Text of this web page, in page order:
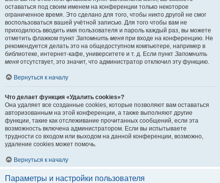
оставаться под своим именем на конференции только некоторое
ограниченное время. Это сделано для того, чтобы никто другой не смог
воспользоваться вашей учётной записью. Для того чтобы вам не
приходилось вводить имя пользователя и пароль каждый раз, вы можете
отметить флажком пункт Запомнить меня при входе на конференцию. Не
рекомендуется делать это на общедоступном компьютере, например в
библиотеке, интернет-кафе, университете и т. д. Если пункт Запомнить
меня отсутствует, это значит, что администратор отключил эту функцию.
Вернуться к началу
Что делает функция «Удалить cookies»?
Она удаляет все созданные cookies, которые позволяют вам оставаться
авторизованным на этой конференции, а также выполняют другие
функции, такие как отслеживание прочитанных сообщений, если эта
возможность включена администратором. Если вы испытываете
трудности со входом или выходом на данной конференции, возможно,
удаление cookies может помочь.
Вернуться к началу
Параметры и настройки пользователя